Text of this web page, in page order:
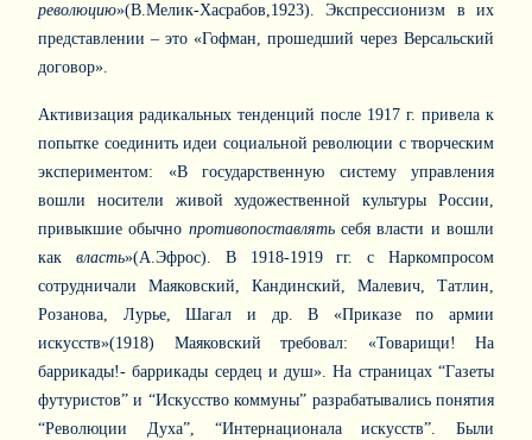
революцию»(В.Мелик-Хасрабов,1923). Экспрессионизм в их
представлении – это «Гофман, прошедший через Версальский
договор».
Активизация радикальных тенденций после 1917 г. привела к
попытке соединить идеи социальной революции с творческим
экспериментом: «В государственную систему управления
вошли носители живой художественной культуры России,
привыкшие обычно противопоставлятьсебя власти и вошли
как власть»(А.Эфрос). В 1918-1919 гг. с Наркомпросом
сотрудничали Маяковский, Кандинский, Малевич, Татлин,
Розанова, Лурье, Шагал и др. В «Приказе по армии
искусств»(1918) Маяковский требовал: «Товарищи! На
баррикады!- баррикады сердец и душ». На страницах “Газеты
футуристов” и “Искусство коммуны” разрабатывались понятия
“Революции Духа”, “Интернационала искусств”. Были